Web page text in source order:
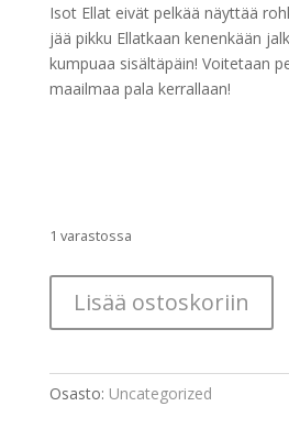
Isot Ellat eivät pelkää näyttää
jää pikku Ellatkaan kenenkään
kumpuaa sisältäpäin! Voitetaan
maailmaa pala kerrallaan!
1 varastossa
määräLisää ostoskoriin
Osasto: Uncategorized